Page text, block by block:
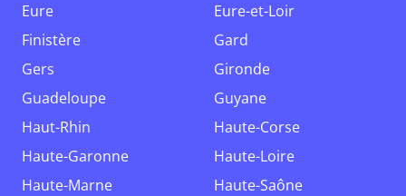
Eure
Eure-et-Loir
Finistère
Gard
Gers
Gironde
Guadeloupe
Guyane
Haut-Rhin
Haute-Corse
Haute-Garonne
Haute-Loire
Haute-Marne
Haute-Saône